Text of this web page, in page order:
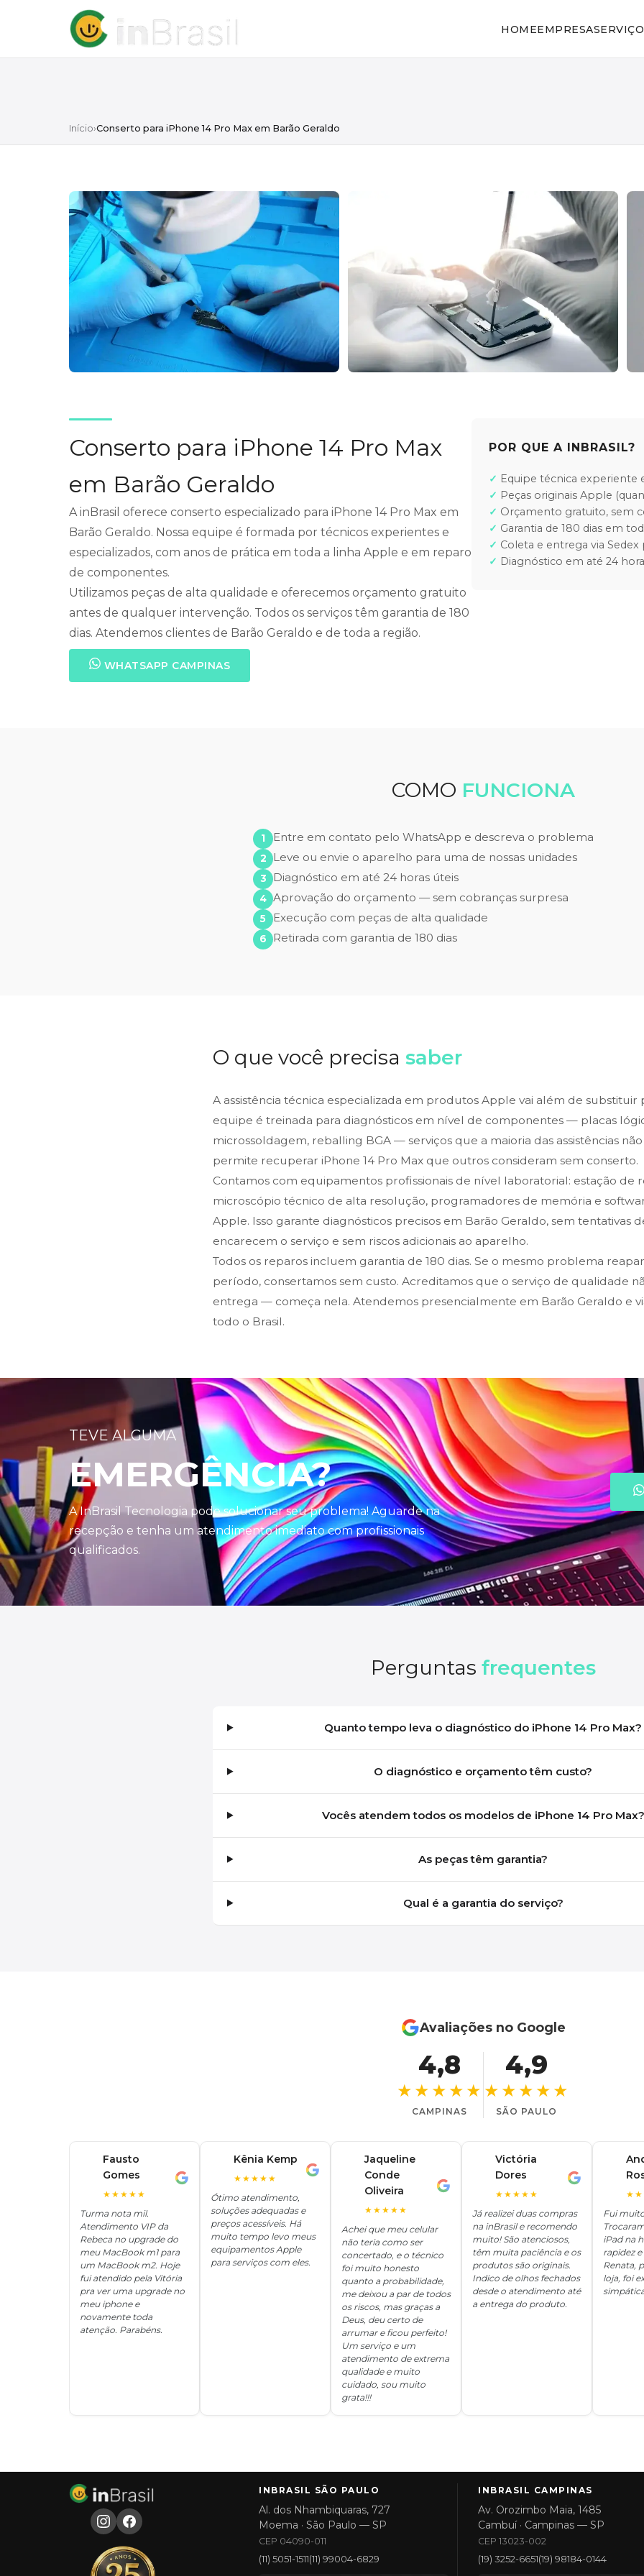
HOMEEMPRESA
Início›Conserto para iPhone 14 Pro Max em Barão Geraldo
Conserto para iPhone 14 Pro Max
em Barão Geraldo
A inBrasil oferece conserto especializado para iPhone 14 Pro Max em
Barão Geraldo. Nossa equipe é formada por técnicos experientes e
especializados, com anos de prática em toda a linha Apple e em reparo
de componentes.
Utilizamos peças de alta qualidade e oferecemos orçamento gratuito
antes de qualquer intervenção. Todos os serviços têm garantia de 180
dias. Atendemos clientes de Barão Geraldo e de toda a região.
WHATSAPP CAMPINAS
POR QUE A INBRASIL?
Equipe técnica experiente
Peças originais Apple
Orçamento gratuito, sem
Garantia de 180 dias em
Coleta e entrega via Sedex
Diagnóstico em até 24
COMO FUNCIONA
Entre em contato pelo WhatsApp e descreva o problema
Leve ou envie o aparelho para uma de nossas unidades
Diagnóstico em até 24 horas úteis
Aprovação do orçamento — sem cobranças surpresa
Execução com peças de alta qualidade
Retirada com garantia de 180 dias
O que você precisa saber
A assistência técnica especializada em produtos Apple vai além de substituir
equipe é treinada para diagnósticos em nível de componentes — placas
microssoldagem, reballing BGA — serviços que a maioria das assistências
permite recuperar iPhone 14 Pro Max que outros consideram sem conserto.
Contamos com equipamentos profissionais de nível laboratorial: estação de
microscópio técnico de alta resolução, programadores de memória e
Apple. Isso garante diagnósticos precisos em Barão Geraldo, sem tentativas
encarecem o serviço e sem riscos adicionais ao aparelho.
Todos os reparos incluem garantia de 180 dias. Se o mesmo problema
período, consertamos sem custo. Acreditamos que o serviço de qualidade
entrega — começa nela. Atendemos presencialmente em Barão Geraldo e
todo o Brasil.
TEVE ALGUMA
EMERGÊNCIA?
A InBrasil Tecnologia pode solucionar seu problema! Aguarde na
recepção e tenha um atendimento imediato com profissionais
qualificados.
Perguntas frequentes
Quanto tempo leva o diagnóstico do iPhone 14 Pro Max?
O diagnóstico e orçamento têm custo?
Vocês atendem todos os modelos de iPhone 14 Pro Max?
As peças têm garantia?
Qual é a garantia do serviço?
Avaliações no Google
4,8
★★★★★
CAMPINAS
4,9
★★★★★
SÃO PAULO
Fausto
Gomes
★★★★★
Turma nota mil.
Atendimento VIP da
Rebeca no upgrade do
meu MacBook m1 para
um MacBook m2. Hoje
fui atendido pela Vitória
pra ver uma upgrade no
meu iphone e
novamente toda
atenção. Parabéns.
Kênia Kemp
★★★★★
Ótimo atendimento,
soluções adequadas e
preços acessíveis. Há
muito tempo levo meus
equipamentos Apple
para serviços com eles.
Jaqueline
Conde
Oliveira
★★★★★
Achei que meu celular
não teria como ser
concertado, e o técnico
foi muito honesto
quanto a probabilidade,
me deixou a par de todos
os riscos, mas graças a
Deus, deu certo de
arrumar e ficou perfeito!
Um serviço e um
atendimento de extrema
qualidade e muito
cuidado, sou muito
grata!!!
Victória
Dores
★★★★★
Já realizei duas compras
na inBrasil e recomendo
muito! São atenciosos,
têm muita paciência e os
produtos são originais.
Indico de olhos fechados
desde o atendimento até
a entrega do produto.
Fui
iPad na
rapidez
Renata,
loja, foi
INBRASIL SÃO PAULO
Al. dos Nhambiquaras, 727
Moema · São Paulo — SP
CEP 04090-011
(11) 5051-1511(11) 99004-6829
INBRASIL CAMPINAS
Av. Orozimbo Maia, 1485
Cambuí · Campinas — SP
CEP 13023-002
(19) 3252-6651(19) 98184-0144